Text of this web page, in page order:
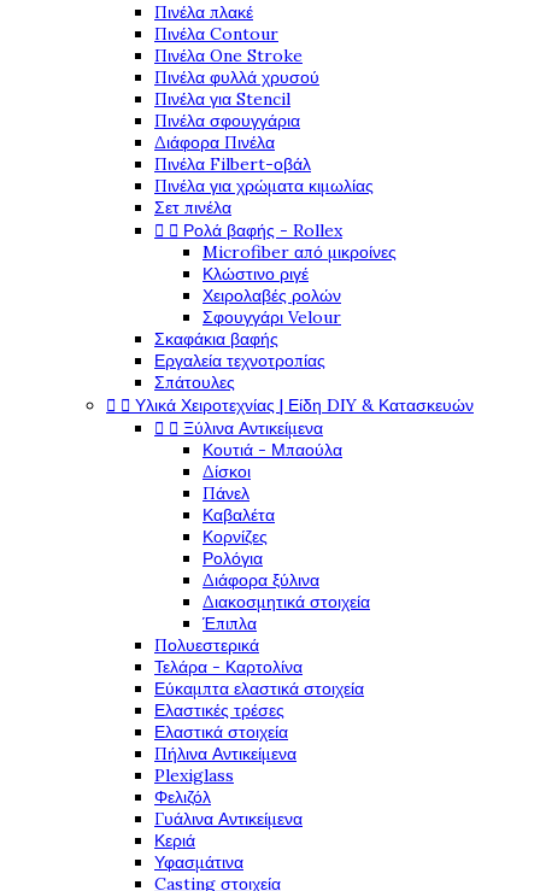
Πινέλα πλακέ
Πινέλα Contour
Πινέλα One Stroke
Πινέλα φυλλά χρυσού
Πινέλα για Stencil
Πινέλα σφουγγάρια
Διάφορα Πινέλα
Πινέλα Filbert-οβάλ
Πινέλα για χρώματα κιμωλίας
Σετ πινέλα
  Ρολά βαφής - Rollex
Microfiber από μικροίνες
Κλώστινο ριγέ
Χειρολαβές ρολών
Σφουγγάρι Velour
Σκαφάκια βαφής
Εργαλεία τεχνοτροπίας
Σπάτουλες
  Υλικά Χειροτεχνίας | Είδη DIY & Κατασκευών
  Ξύλινα Αντικείμενα
Κουτιά - Μπαούλα
Δίσκοι
Πάνελ
Καβαλέτα
Κορνίζες
Ρολόγια
Διάφορα ξύλινα
Διακοσμητικά στοιχεία
Έπιπλα
Πολυεστερικά
Τελάρα - Καρτολίνα
Εύκαμπτα ελαστικά στοιχεία
Ελαστικές τρέσες
Ελαστικά στοιχεία
Πήλινα Αντικείμενα
Plexiglass
Φελιζόλ
Γυάλινα Αντικείμενα
Κεριά
Υφασμάτινα
Casting στοιχεία